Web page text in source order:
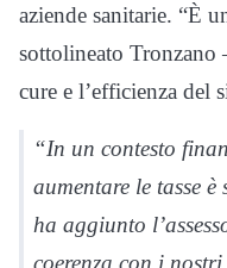
aziende sanitarie. “È
sottolineato Tronzano
cure e l’efficienza del
“In un contesto
aumentare le tasse
ha aggiunto
coerenza con i